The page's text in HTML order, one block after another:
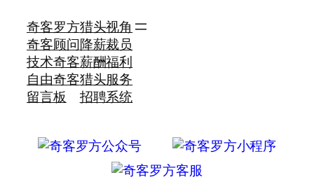
奇客罗方
奇客顾问
技术奇客
自由奇客
留言板
猎头视角
降薪裁员
薪酬福利
猎头服务
招聘系统